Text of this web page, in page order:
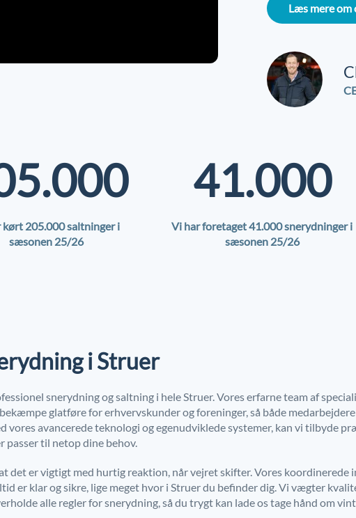
Læs mere om
kørt 205.000saltninger i
sæsonen 25/26
41.000
Vi har foretaget 41.000 snerydninger i
sæsonen 25/26
i Struer
snerydning og saltning i hele Struer. Vores erfarne team af
glatføre for erhvervskunder og foreninger, så både
vores avancerede teknologi og egenudviklede systemer, kan vi tilbyde
passer til netop dine behov.
det er vigtigt med hurtig reaktion, når vejret skifter. Vores koordinerede
er klar og sikre, lige meget hvor i Struer du befinder dig. Vi vægter
alle regler for snerydning, så du trygt kan lade os tage hånd om